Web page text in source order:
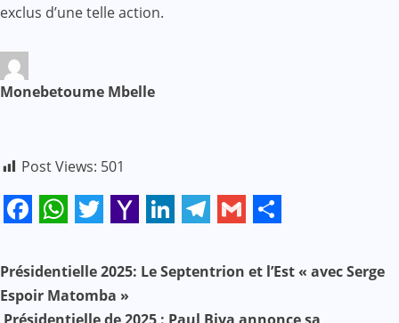
exclus d’une telle action.
Monebetoume Mbelle
Post Views: 501
Mail
N
a
Présidentielle 2025: Le Septentrion et l’Est « avec Serge
Espoir Matomba »